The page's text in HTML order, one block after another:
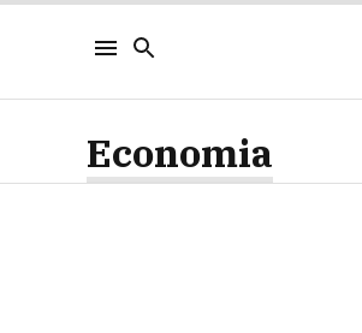
Economia